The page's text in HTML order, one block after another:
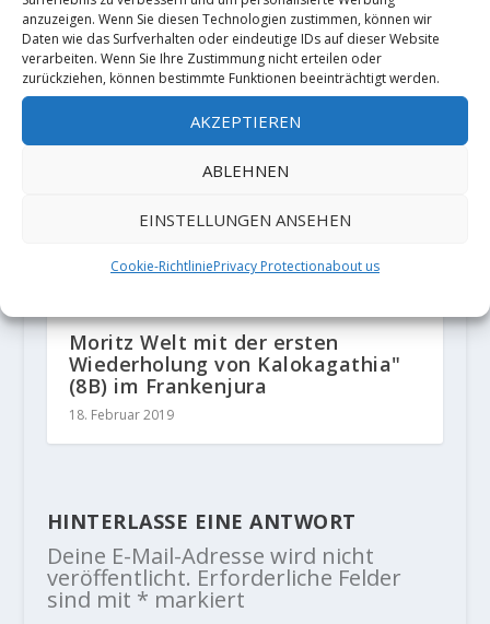
anzuzeigen. Wenn Sie diesen Technologien zustimmen, können wir
Daten wie das Surfverhalten oder eindeutige IDs auf dieser Website
verarbeiten. Wenn Sie Ihre Zustimmung nicht erteilen oder
zurückziehen, können bestimmte Funktionen beeinträchtigt werden.
AKZEPTIEREN
ABLEHNEN
EINSTELLUNGEN ANSEHEN
Cookie-RichtliniePrivacy Protectionabout us
Moritz Welt mit der ersten
Wiederholung von Kalokagathia"
(8B) im Frankenjura
18. Februar 2019
HINTERLASSE EINE ANTWORT
Deine E-Mail-Adresse wird nicht
veröffentlicht. Erforderliche Felder
sind mit * markiert